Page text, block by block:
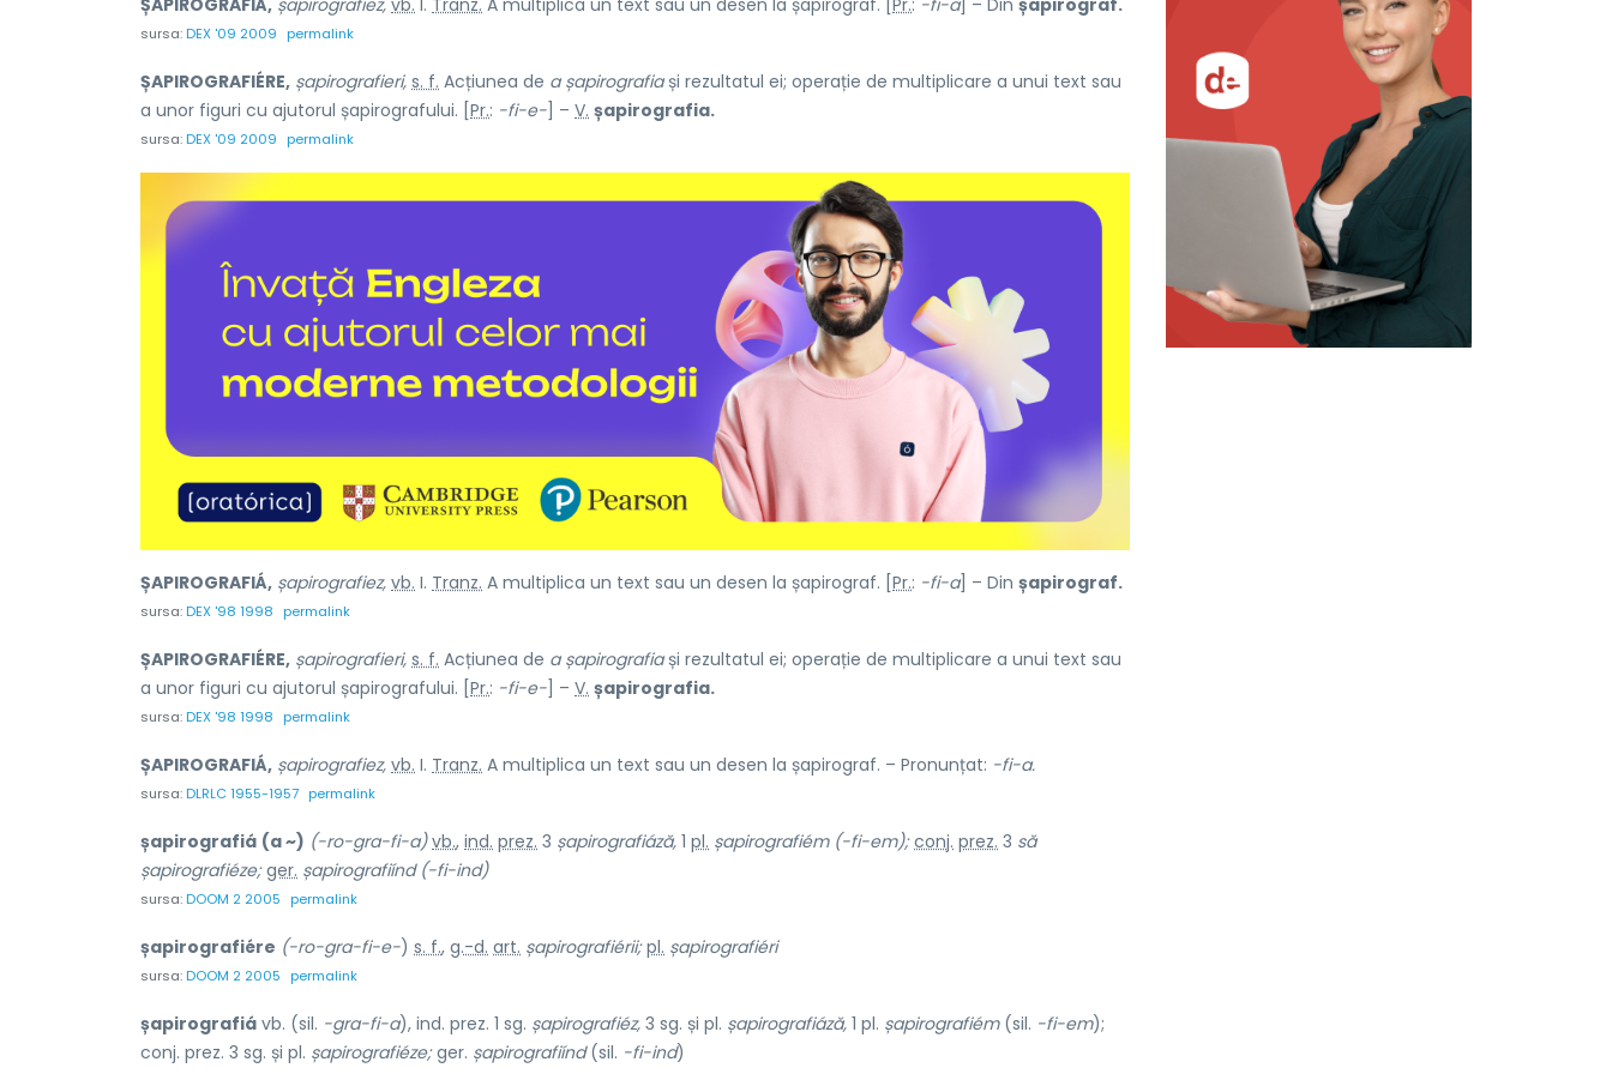
ȘAPIROGRAFIÁ, șapirografiez, vb. I. Tranz. A multiplica un text sau un desen la șapirograf. [ Pr.: -fi-a] – Din șapirograf.
sursa:DEX '09 2009 permalink
ȘAPIROGRAFIÉRE, șapirografieri, s. f. Acțiunea de a șapirografiași rezultatul ei; operație de multiplicare a unui text sau
a unor figuri cu ajutorul șapirografului. [ Pr.: -fi-e- ] – V. șapirografia.
sursa:DEX '09 2009 permalink
ȘAPIROGRAFIÁ, șapirografiez, vb. I. Tranz. A multiplica un text sau un desen la șapirograf. [Pr.: -fi-a] – Din șapirograf.
sursa:DEX '98 1998 permalink
ȘAPIROGRAFIÉRE, șapirografieri, s. f. Acțiunea de a șapirografiași rezultatul ei; operație de multiplicare a unui text sau
a unor figuri cu ajutorul șapirografului. [Pr.: -fi-e-] – V. șapirografia.
sursa:DEX '98 1998 permalink
ȘAPIROGRAFIÁ, șapirografiez, vb. I. Tranz. A multiplica un text sau un desen la șapirograf. – Pronunțat: -fi-a.
sursa:DLRLC 1955-1957 permalink
șapirografiá (a ~) (-ro-gra-fi-a) vb., ind. prez. 3 șapirografiáză, 1 pl. șapirografiém (-fi-em); conj. prez. 3 să
șapirografiéze; ger. șapirografiínd (-fi-ind)
sursa:DOOM 2 2005 permalink
șapirografiére (-ro-gra-fi-e-) s. f., g.-d. art. șapirografiérii; pl. șapirografiéri
sursa:DOOM 2 2005 permalink
șapirografiá vb. (sil. -gra-fi-a), ind. prez. 1 sg. șapirografiéz, 3 sg. și pl. șapirografiáză, 1 pl. șapirografiém(sil. -fi-em);
conj. prez. 3 sg. și pl. șapirografiéze;ger. șapirografiínd(sil. -fi-ind)